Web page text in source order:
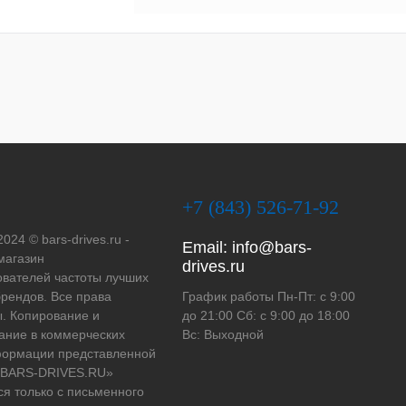
© bars-drives.ru -
частоты лучших
Все права
Копирование и
в коммерческих
представленной
DRIVES.RU»
только с письменного
+7 (843) 526-71-92
Email: info@bars-
drives.ru
График работы Пн-Пт: с 9:00
до 21:00 Сб: с 9:00 до 18:00
Вс: Выходной